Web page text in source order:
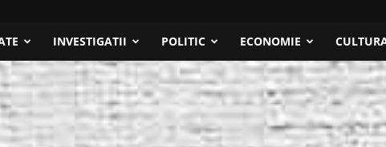
INVESTIGATII POLITIC ECONOMIE